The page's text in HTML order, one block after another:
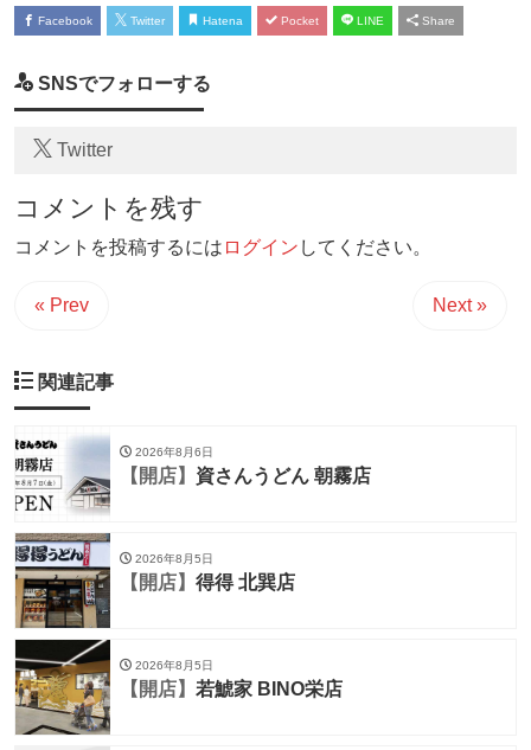
Facebook Twitter Hatena Pocket LINE Share
SNSでフォローする
Twitter
コメントを残す
コメントを投稿するには ログイン してください。
« Prev Next »
関連記事
2026年8月6日
【開店】 資さんうどん 朝霧店
2026年8月5日
【開店】 得得 北巽店
2026年8月5日
【開店】 若鯱家 BINO栄店